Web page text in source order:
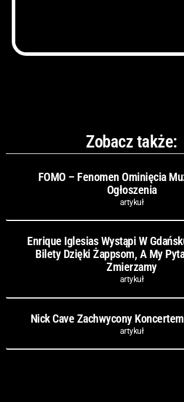
Zobacz także:
FOMO – Fenomen Ominięcia
Ogłoszenia
artykuł
Enrique Iglesias Wystąpi W
Bilety Dzięki Żappsom, A My
Zmierzamy
artykuł
Nick Cave Zachwycony
artykuł